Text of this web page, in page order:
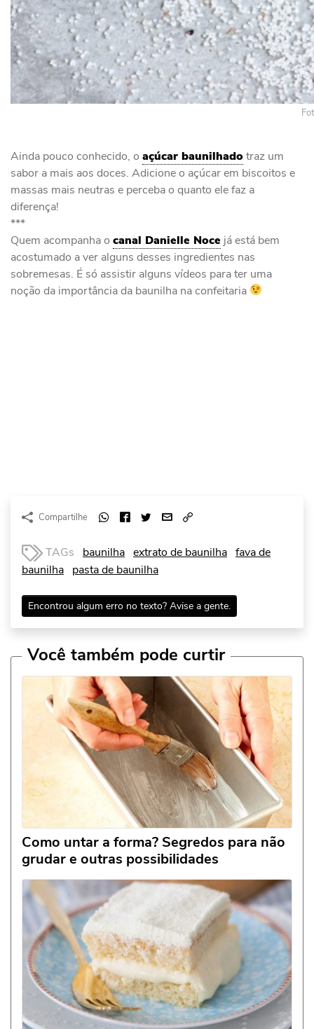
Ainda pouco conhecido, o açúcar baunilhado traz um
sabor a mais aos doces. Adicione o açúcar em biscoitos e
massas mais neutras e perceba o quanto ele faz a
diferença!
***
Quem acompanha o canal Danielle Noce já está bem
acostumado a ver alguns desses ingredientes nas
sobremesas. É só assistir alguns vídeos para ter uma
noção da importância da baunilha na confeitaria
Compartilhe
TAGs baunilha extrato de baunilha fava de
baunilha pasta de baunilha
Encontrou algum erro no texto? Avise a gente.
Você também pode curtir
Como untar a forma? Segredos para não
grudar e outras possibilidades